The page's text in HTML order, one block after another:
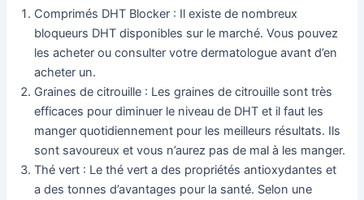
Comprimés DHT Blocker : Il existe de nombreux
bloqueurs DHT disponibles sur le marché. Vous pouvez
les acheter ou consulter votre dermatologue avant d’en
acheter un.
Graines de citrouille : Les graines de citrouille sont très
efficaces pour diminuer le niveau de DHT et il faut les
manger quotidiennement pour les meilleurs résultats. Ils
sont savoureux et vous n’aurez pas de mal à les manger.
Thé vert : Le thé vert a des propriétés antioxydantes et
a des tonnes d’avantages pour la santé. Selon une